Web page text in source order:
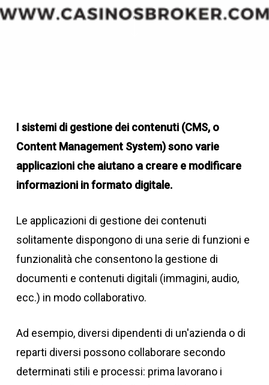
I sistemi di gestione dei contenuti (CMS, o
Content Management System) sono varie
applicazioni che aiutano a creare e modificare
informazioni in formato digitale.
Le applicazioni di gestione dei contenuti
solitamente dispongono di una serie di funzioni e
funzionalità che consentono la gestione di
documenti e contenuti digitali (immagini, audio,
ecc.) in modo collaborativo.
Ad esempio, diversi dipendenti di un'azienda o di
reparti diversi possono collaborare secondo
determinati stili e processi: prima lavorano i